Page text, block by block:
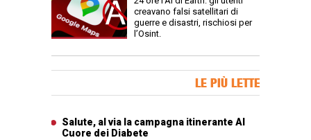
creavano falsi satellitari di
guerre e disastri, rischiosi per
l’Osint.
LE PIÙ LETTE
Salute, al via la campagna itinerante Al
Cuore dei Diabete